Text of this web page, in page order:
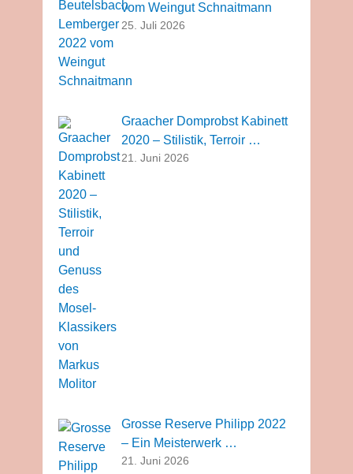
vom Weingut Schnaitmann
25. Juli 2026
Graacher Domprobst Kabinett
2020 – Stilistik, Terroir …
21. Juni 2026
Grosse Reserve Philipp 2022
– Ein Meisterwerk …
21. Juni 2026